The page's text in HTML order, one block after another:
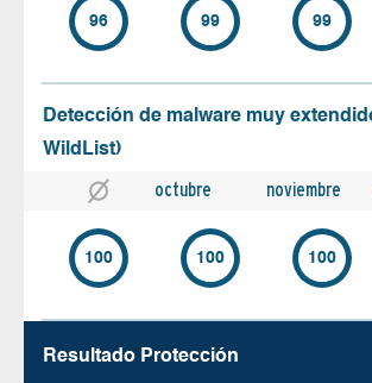
96 99 99
Detección de malware muy
WildList)
octubre noviembre
100 100 100
Resultado Protección